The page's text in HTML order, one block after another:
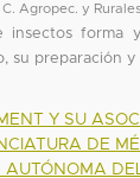
C. Agropec. y Rurales
insectos
su preparación
Y SU
DE